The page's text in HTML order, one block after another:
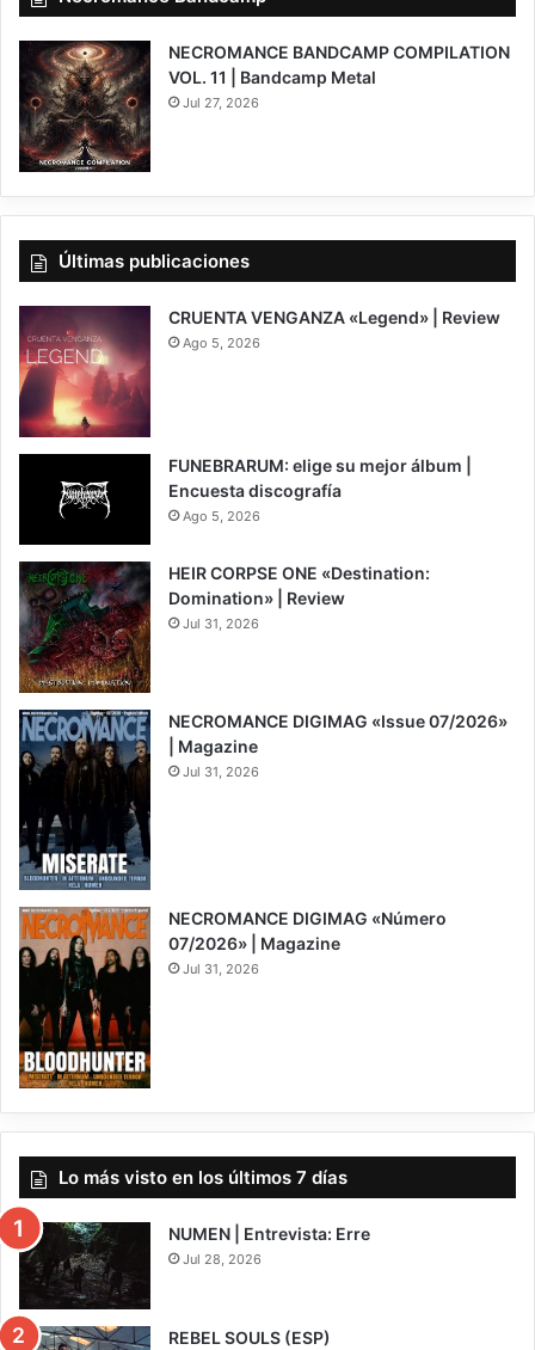
NECROMANCE BANDCAMP COMPILATION
VOL. 11 | Bandcamp Metal
Jul 27, 2026
Últimas publicaciones
7
CRUENTA VENGANZA «Legend» | Review
Ago 5, 2026
FUNEBRARUM: elige su mejor álbum |
Encuesta discografía
Ago 5, 2026
8
HEIR CORPSE ONE «Destination:
Domination» | Review
Jul 31, 2026
NECROMANCE DIGIMAG «Issue 07/2026»
| Magazine
Jul 31, 2026
NECROMANCE DIGIMAG «Número
07/2026» | Magazine
Jul 31, 2026
Lo más visto en los últimos 7 días
NUMEN | Entrevista: Erre
Jul 28, 2026
REBEL SOULS (ESP)